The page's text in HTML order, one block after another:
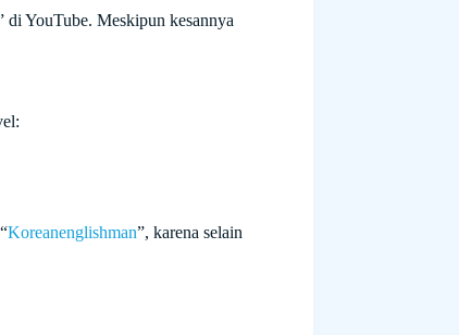
YouTube. Meskipun kesannya
Koreanenglishman”, karena selain